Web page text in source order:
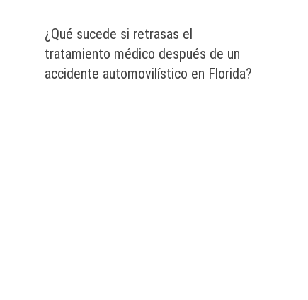
¿Qué sucede si retrasas el
tratamiento médico después de un
accidente automovilístico en Florida?